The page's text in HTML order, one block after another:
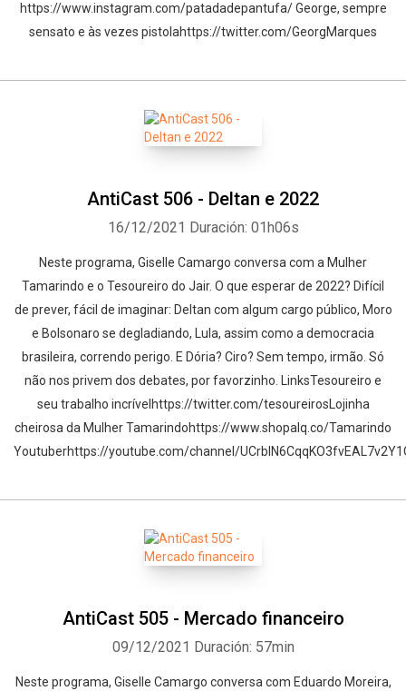
https://www.instagram.com/patadadepantufa/ George, sempre
sensato e às vezes pistolahttps://twitter.com/GeorgMarques
AntiCast 506 - Deltan e 2022
16/12/2021 Duración: 01h06s
Neste programa, Giselle Camargo conversa com a Mulher
Tamarindo e o Tesoureiro do Jair. O que esperar de 2022? Difícil
de prever, fácil de imaginar: Deltan com algum cargo público, Moro
e Bolsonaro se degladiando, Lula, assim como a democracia
brasileira, correndo perigo. E Dória? Ciro? Sem tempo, irmão. Só
não nos privem dos debates, por favorzinho. LinksTesoureiro e
seu trabalho incrívelhttps://twitter.com/tesoureirosLojinha
cheirosa da Mulher Tamarindohttps://www.shopalq.co/Tamarindo
Youtuberhttps://youtube.com/channel/
AntiCast 505 - Mercado financeiro
09/12/2021 Duración: 57min
Neste programa, Giselle Camargo conversa com Eduardo Moreira,